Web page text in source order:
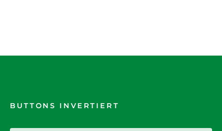
BUTTONS INVERTIERT